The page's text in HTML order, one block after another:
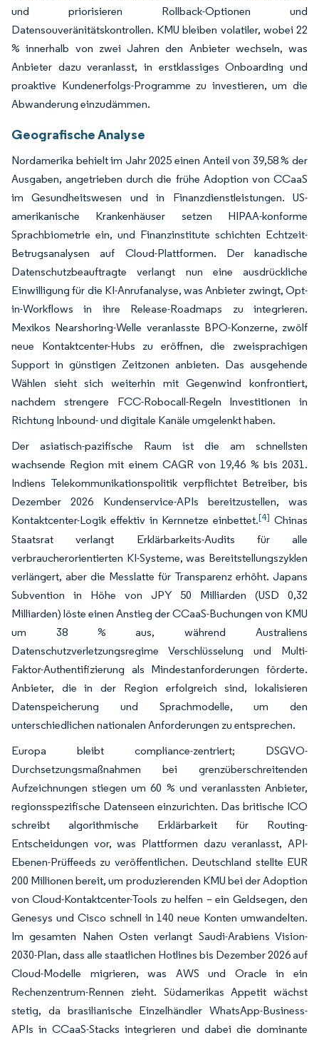
und priorisieren Rollback-Optionen und
Datensouveränitätskontrollen. KMU bleiben volatiler, wobei 22
% innerhalb von zwei Jahren den Anbieter wechseln, was
Anbieter dazu veranlasst, in erstklassiges Onboarding und
proaktive Kundenerfolgs-Programme zu investieren, um die
Abwanderung einzudämmen.
Geografische Analyse
Nordamerika behielt im Jahr 2025 einen Anteil von 39,58 % der
Ausgaben, angetrieben durch die frühe Adoption von CCaaS
im Gesundheitswesen und in Finanzdienstleistungen. US-
amerikanische Krankenhäuser setzen HIPAA-konforme
Sprachbiometrie ein, und Finanzinstitute schichten Echtzeit-
Betrugsanalysen auf Cloud-Plattformen. Der kanadische
Datenschutzbeauftragte verlangt nun eine ausdrückliche
Einwilligung für die KI-Anrufanalyse, was Anbieter zwingt, Opt-
in-Workflows in ihre Release-Roadmaps zu integrieren.
Mexikos Nearshoring-Welle veranlasste BPO-Konzerne, zwölf
neue Kontaktcenter-Hubs zu eröffnen, die zweisprachigen
Support in günstigen Zeitzonen anbieten. Das ausgehende
Wählen sieht sich weiterhin mit Gegenwind konfrontiert,
nachdem strengere FCC-Robocall-Regeln Investitionen in
Richtung Inbound- und digitale Kanäle umgelenkt haben.
Der asiatisch-pazifische Raum ist die am schnellsten
wachsende Region mit einem CAGR von 19,46 % bis 2031.
Indiens Telekommunikationspolitik verpflichtet Betreiber, bis
Dezember 2026 Kundenservice-APIs bereitzustellen, was
Kontaktcenter-Logik effektiv in Kernnetze einbettet.[4] Chinas
Staatsrat verlangt Erklärbarkeits-Audits für alle
verbraucherorientierten KI-Systeme, was Bereitstellungszyklen
verlängert, aber die Messlatte für Transparenz erhöht. Japans
Subvention in Höhe von JPY 50 Milliarden (USD 0,32
Milliarden) löste einen Anstieg der CCaaS-Buchungen von KMU
um 38 % aus, während Australiens
Datenschutzverletzungsregime Verschlüsselung und Multi-
Faktor-Authentifizierung als Mindestanforderungen förderte.
Anbieter, die in der Region erfolgreich sind, lokalisieren
Datenspeicherung und Sprachmodelle, um den
unterschiedlichen nationalen Anforderungen zu entsprechen.
Europa bleibt compliance-zentriert; DSGVO-
Durchsetzungsmaßnahmen bei grenzüberschreitenden
Aufzeichnungen stiegen um 60 % und veranlassten Anbieter,
regionsspezifische Datenseen einzurichten. Das britische ICO
schreibt algorithmische Erklärbarkeit für Routing-
Entscheidungen vor, was Plattformen dazu veranlasst, API-
Ebenen-Prüffeeds zu veröffentlichen. Deutschland stellte EUR
200 Millionen bereit, um produzierenden KMU bei der Adoption
von Cloud-Kontaktcenter-Tools zu helfen – ein Geldsegen, den
Genesys und Cisco schnell in 140 neue Konten umwandelten.
Im gesamten Nahen Osten verlangt Saudi-Arabiens Vision-
2030-Plan, dass alle staatlichen Hotlines bis Dezember 2026 auf
Cloud-Modelle migrieren, was AWS und Oracle in ein
Rechenzentrum-Rennen zieht. Südamerikas Appetit wächst
stetig, da brasilianische Einzelhändler WhatsApp-Business-
APIs in CCaaS-Stacks integrieren und dabei die dominante